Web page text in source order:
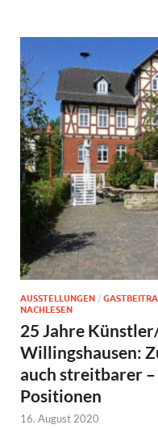
AUSSTELLUNGEN /
NACHLESEN
25 Jahre
Willingshausen:
auch streitbarer
Positionen
16. August 2020